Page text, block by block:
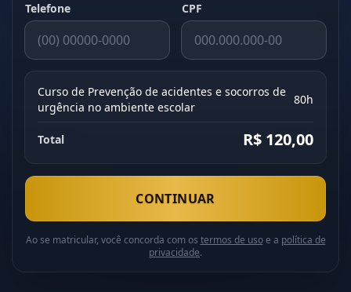
Telefone CPF
Curso de Prevenção de acidentes e socorros de
urgência no ambiente escolar
80h
Total R$ 120,00
CONTINUAR
Ao se matricular, você concorda com os termos de usoe a política de
privacidade.